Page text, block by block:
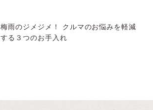
梅雨のジメジメ！ クルマのお悩みを軽減
する３つのお手入れ